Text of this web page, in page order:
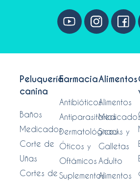
Peluquería
canina
Baños
Medicados
Corte de
Uñas
Cortes de
Farmacia
Antibióticos
Antiparasitarios
Dermatológicos
Óticos y
Oftámicos
Suplementos
Alimentos
Alimentos
Snacks y
Galletas
Adulto
Alimentos